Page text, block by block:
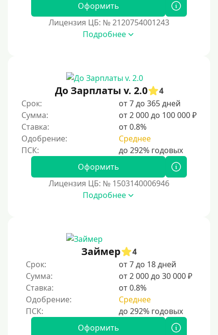
Оформить
Лицензия ЦБ: № 2120754001243
Подробнее
До Зарплаты v. 2.0
4
Срок:
от 7 до 365 дней
Сумма:
от 2 000 до 100 000 ₽
Ставка:
от 0.8%
Одобрение:
Среднее
Оформить
Лицензия ЦБ: № 1503140006946
Подробнее
Займер
4
Срок:
от 7 до 18 дней
Сумма:
от 2 000 до 30 000 ₽
Ставка:
от 0.8%
Одобрение:
Среднее
Оформить